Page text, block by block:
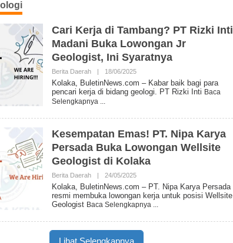
Cari Kerja di Tambang? PT Rizki Inti
Madani Buka Lowongan Jr
Geologist, Ini Syaratnya
Berita Daerah | 18/06/2025O
E
H
L
T
I
N
W
S
Kolaka, BuletinNews.com – Kabar baik bagi para
pencari kerja di bidang geologi. PT Rizki Inti Baca
Selengkapnya
Kesempatan Emas! PT. Nipa Karya
Persada Buka Lowongan Wellsite
Geologist di Kolaka
Berita Daerah | 24/05/2025O
E
H
B
Kolaka, BuletinNews.com – PT. Nipa Karya Persada
resmi membuka lowongan kerja untuk posisi Wellsite
Geologist Baca Selengkapnya
Lihat Selengkapnya